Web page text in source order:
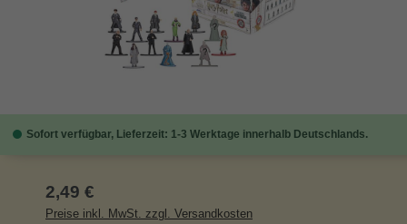
Sofort verfügbar, Lieferzeit: 1-3 Werktage innerhalb Deutschlands.
Regulärer Preis:
2,49 €
Preise inkl. MwSt. zzgl. Versandkosten